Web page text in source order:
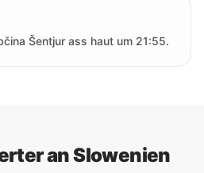
Šentjur ass haut um 21:55.
an Slowenien